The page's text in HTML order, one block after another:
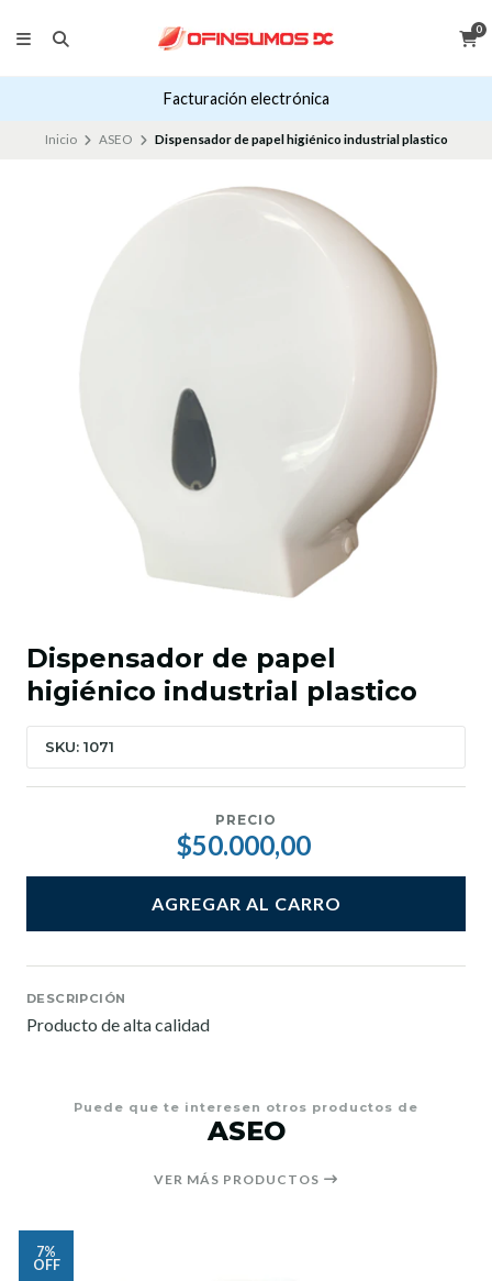
0
Facturación electrónica
Inicio ASEO Dispensador de papel higiénico industrial plastico
Dispensador de papel
higiénico industrial plastico
SKU: 1071
PRECIO
$50.000,00
AGREGAR AL CARRO
DESCRIPCIÓN
Producto de alta calidad
Puede que te interesen otros productos de
ASEO
VER MÁS PRODUCTOS
7%
OFF